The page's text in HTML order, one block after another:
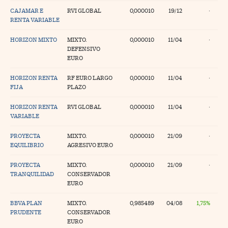
Pyme
CAJAMAR E
RENTA VARIABLE
RVI GLOBAL 0,000010 19/12 ·
HORIZON MIXTO
MIXTO.
DEFENSIVO
EURO
0,000010 11/04 ·
HORIZON RENTA
FIJA
RF EURO LARGO
PLAZO
0,000010 11/04 ·
HORIZON RENTA
VARIABLE
RVI GLOBAL 0,000010 11/04 ·
PROYECTA
EQUILIBRIO
MIXTO.
AGRESIVO EURO
0,000010 21/09 ·
PROYECTA
TRANQUILIDAD
MIXTO.
CONSERVADOR
EURO
0,000010 21/09 ·
BBVA PLAN
PRUDENTE
MIXTO.
CONSERVADOR
EURO
0,985489 04/08 1,75%